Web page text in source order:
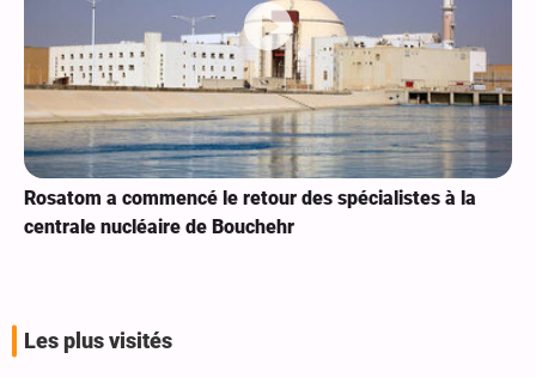
Rosatom a commencé le retour des spécialistes à la
centrale nucléaire de Bouchehr
Les plus visités